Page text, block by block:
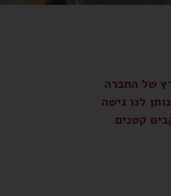
של החברה
לנו גישה
קטנים